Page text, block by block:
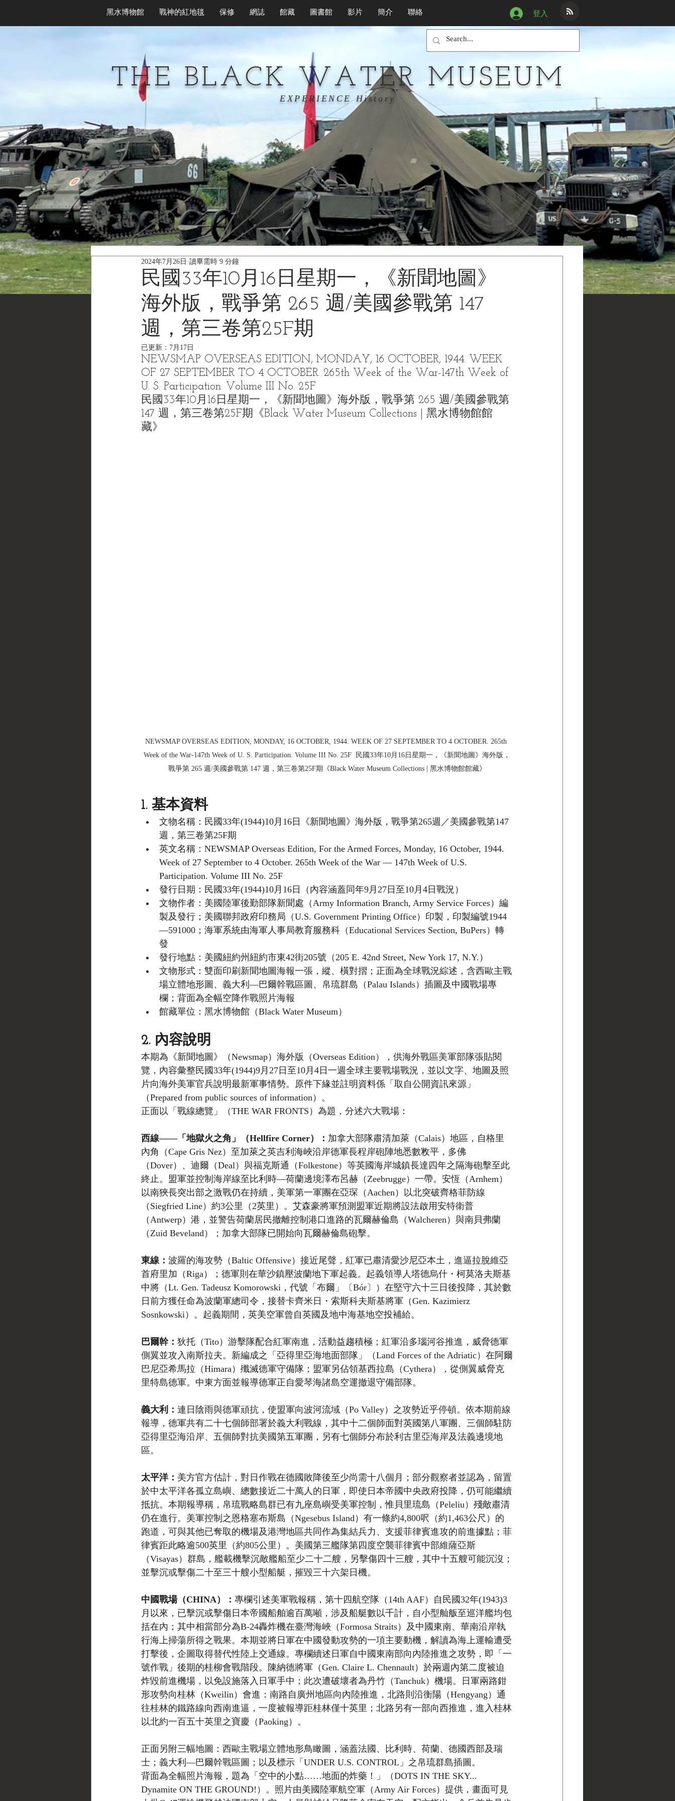
黑水博物館 戰神的紅地毯 保修 網誌 館藏 圖書館 影片 簡介 聯絡 登入
THE BLACK WATER MUSEUM
EXPERIENCE History
民國33年10月16日星期一，《新聞地圖》
海外版，戰爭第 265 週/美國參戰第 147
週，第三卷第25F期
2024年7月26日 讀畢需時 9 分鐘
已更新： 7月17日
NEWSMAP OVERSEAS EDITION, MONDAY, 16 OCTOBER, 1944. WEEK
OF 27 SEPTEMBER TO 4 OCTOBER. 265th Week of the War-147th Week of
U. S. Participation. Volume III No. 25F
民國33年10月16日星期一，《新聞地圖》海外版，戰爭第 265 週/美國參戰第
147 週，第三卷第25F期《Black Water Museum Collections | 黑水博物館館
藏》
NEWSMAP OVERSEAS EDITION, MONDAY, 16 OCTOBER, 1944. WEEK OF 27 SEPTEMBER TO 4 OCTOBER. 265th
Week of the War-147th Week of U. S. Participation. Volume III No. 25F  民國33年10月16日星期一，《新聞地圖》海外版，
戰爭第 265 週/美國參戰第 147 週，第三卷第25F期《Black Water Museum Collections | 黑水博物館館藏》
1. 基本資料
文物名稱：民國33年(1944)10月16日《新聞地圖》海外版，戰爭第265週／美國參戰第147
週，第三卷第25F期
英文名稱：NEWSMAP Overseas Edition, For the Armed Forces, Monday, 16 October, 1944.
Week of 27 September to 4 October. 265th Week of the War — 147th Week of U.S.
Participation. Volume III No. 25F
發行日期：民國33年(1944)10月16日（內容涵蓋同年9月27日至10月4日戰況）
文物作者：美國陸軍後勤部隊新聞處（Army Information Branch, Army Service Forces）編
製及發行；美國聯邦政府印務局（U.S. Government Printing Office）印製，印製編號1944
—591000；海軍系統由海軍人事局教育服務科（Educational Services Section, BuPers）轉
發
發行地點：美國紐約州紐約市東42街205號（205 E. 42nd Street, New York 17, N.Y.）
文物形式：雙面印刷新聞地圖海報一張，縱、橫對摺；正面為全球戰況綜述，含西歐主戰
場立體地形圖、義大利—巴爾幹戰區圖、帛琉群島（Palau Islands）插圖及中國戰場專
欄；背面為全幅空降作戰照片海報
館藏單位：黑水博物館（Black Water Museum）
2. 內容說明
本期為《新聞地圖》（Newsmap）海外版（Overseas Edition），供海外戰區美軍部隊張貼閱
覽，內容彙整民國33年(1944)9月27日至10月4日一週全球主要戰場戰況，並以文字、地圖及照
片向海外美軍官兵說明最新軍事情勢。原件下緣並註明資料係「取自公開資訊來源」
（Prepared from public sources of information）。
正面以「戰線總覽」（THE WAR FRONTS）為題，分述六大戰場：
西線——「地獄火之角」（Hellfire Corner）： 加拿大部隊肅清加萊（Calais）地區，自格里
內角（Cape Gris Nez）至加萊之英吉利海峽沿岸德軍長程岸砲陣地悉數敉平，多佛
（Dover）、迪爾（Deal）與福克斯通（Folkestone）等英國海岸城鎮長達四年之隔海砲擊至此
終止。盟軍並控制海岸線至比利時—荷蘭邊境澤布呂赫（Zeebrugge）一帶。安恆（Arnhem）
以南狹長突出部之激戰仍在持續，美軍第一軍團在亞琛（Aachen）以北突破齊格菲防線
（Siegfried Line）約3公里（2英里）。艾森豪將軍預測盟軍近期將設法啟用安特衛普
（Antwerp）港，並警告荷蘭居民撤離控制港口進路的瓦爾赫倫島（Walcheren）與南貝弗蘭
（Zuid Beveland）；加拿大部隊已開始向瓦爾赫倫島砲擊。
東線： 波羅的海攻勢（Baltic Offensive）接近尾聲，紅軍已肅清愛沙尼亞本土，進逼拉脫維亞
首府里加（Riga）；德軍則在華沙鎮壓波蘭地下軍起義。起義領導人塔德烏什・柯莫洛夫斯基
中將（Lt. Gen. Tadeusz Komorowski，代號「布爾」〔Bór〕）在堅守六十三日後投降，其於數
日前方獲任命為波蘭軍總司令，接替卡齊米日・索斯科夫斯基將軍（Gen. Kazimierz
Sosnkowski）。起義期間，英美空軍曾自英國及地中海基地空投補給。
巴爾幹： 狄托（Tito）游擊隊配合紅軍南進，活動益趨積極；紅軍沿多瑙河谷推進，威脅德軍
側翼並攻入南斯拉夫。新編成之「亞得里亞海地面部隊」（Land Forces of the Adriatic）在阿爾
巴尼亞希馬拉（Himara）殲滅德軍守備隊；盟軍另佔領基西拉島（Cythera），從側翼威脅克
里特島德軍。中東方面並報導德軍正自愛琴海諸島空運撤退守備部隊。
義大利： 連日陰雨與德軍頑抗，使盟軍向波河流域（Po Valley）之攻勢近乎停頓。依本期前線
報導，德軍共有二十七個師部署於義大利戰線，其中十二個師面對英國第八軍團、三個師駐防
亞得里亞海沿岸、五個師對抗美國第五軍團，另有七個師分布於利古里亞海岸及法義邊境地
區。
太平洋： 美方官方估計，對日作戰在德國敗降後至少尚需十八個月；部分觀察者並認為，留置
於中太平洋各孤立島嶼、總數接近二十萬人的日軍，即使日本帝國中央政府投降，仍可能繼續
抵抗。本期報導稱，帛琉戰略島群已有九座島嶼受美軍控制，惟貝里琉島（Peleliu）殘敵肅清
仍在進行。美軍控制之恩格塞布斯島（Ngesebus Island）有一條約4,800呎（約1,463公尺）的
跑道，可與其他已奪取的機場及港灣地區共同作為集結兵力、支援菲律賓進攻的前進據點；菲
律賓距此略逾500英里（約805公里）。美國第三艦隊第四度空襲菲律賓中部維薩亞斯
（Visayas）群島，艦載機擊沉敵艦船至少二十二艘，另擊傷四十三艘，其中十五艘可能沉沒；
並擊沉或擊傷二十至三十艘小型船艇，摧毀三十六架日機。
中國戰場（CHINA）： 專欄引述美軍戰報稱，第十四航空隊（14th AAF）自民國32年(1943)3
月以來，已擊沉或擊傷日本帝國船舶逾百萬噸，涉及船艇數以千計，自小型舢舨至巡洋艦均包
括在內；其中相當部分為B-24轟炸機在臺灣海峽（Formosa Straits）及中國東南、華南沿岸執
行海上掃蕩所得之戰果。本期並將日軍在中國發動攻勢的一項主要動機，解讀為海上運輸遭受
打擊後，企圖取得替代性陸上交通線。專欄續述日軍自中國東南部向內陸推進之攻勢，即「一
號作戰」後期的桂柳會戰階段。陳納德將軍（Gen. Claire L. Chennault）於兩週內第二度被迫
炸毀前進機場，以免設施落入日軍手中；此次遭破壞者為丹竹（Tanchuk）機場。日軍兩路鉗
形攻勢向桂林（Kweilin）會進：南路自廣州地區向內陸推進，北路則沿衡陽（Hengyang）通
往桂林的鐵路線向西南進逼，一度被報導距桂林僅十英里；北路另有一部向西推進，進入桂林
以北約一百五十英里之寶慶（Paoking）。
正面另附三幅地圖：西歐主戰場立體地形鳥瞰圖，涵蓋法國、比利時、荷蘭、德國西部及瑞
士；義大利—巴爾幹戰區圖；以及標示「UNDER U.S. CONTROL」之帛琉群島插圖。
背面為全幅照片海報，題為「空中的小點……地面的炸藥！」（DOTS IN THE SKY...
Dynamite ON THE GROUND!）。照片由美國陸軍航空軍（Army Air Forces）提供，畫面可見